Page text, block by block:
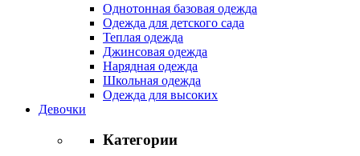
Однотонная базовая одежда
Одежда для детского сада
Теплая одежда
Джинсовая одежда
Нарядная одежда
Школьная одежда
Одежда для высоких
Девочки
Категории